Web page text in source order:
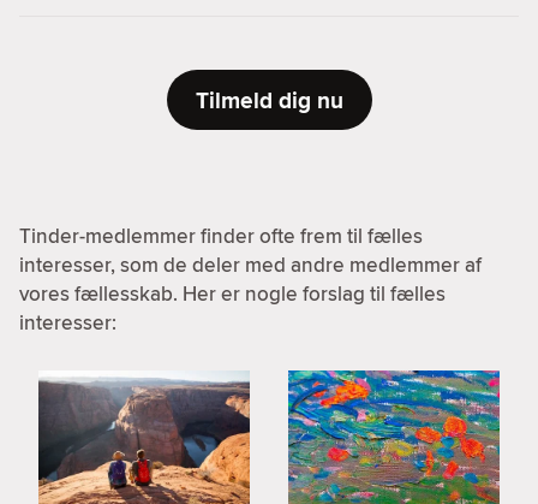
Tilmeld dig nu
Tinder-medlemmer finder ofte frem til fælles
interesser, som de deler med andre medlemmer af
vores fællesskab. Her er nogle forslag til fælles
interesser: